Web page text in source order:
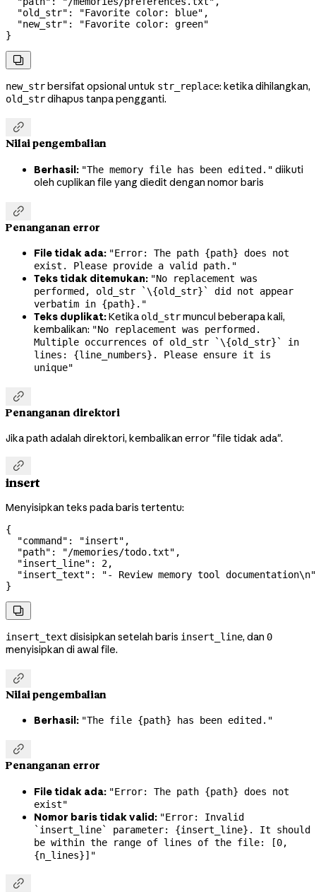
  "old_str"
: "Favorite color: blue" ,
  "new_str"
:
"Favorite color: green"
}

new_strbersifat opsional untuk str_replace: ketika dihilangkan,
old_strdihapus tanpa pengganti.

Nilai pengembalian
Berhasil: "The memory file has been edited." diikuti
oleh cuplikan file yang diedit dengan nomor baris

Penanganan error
File tidak ada: "Error: The path {path} does not
exist. Please provide a valid path."
Teks tidak ditemukan: "No replacement was
performed, old_str `\{old_str}` did not appear
verbatim in {path}."
Teks duplikat:Ketika old_strmuncul beberapa kali,
kembalikan: "No replacement was performed.
Multiple occurrences of old_str `\{old_str}` in
lines: {line_numbers}. Please ensure it is
unique"

Penanganan direktori
Jika path adalah direktori, kembalikan error "file tidak ada".

insert
Menyisipkan teks pada baris tertentu:
{
  "command"
: "insert" ,
  "path"
: "/memories/todo.txt" ,
  "insert_line"
: 2,
  "insert_text"
: "- Review memory tool documentation\n"
}

insert_text disisipkan setelah baris insert_line, dan 0
menyisipkan di awal file.

Nilai pengembalian
Berhasil: "The file {path} has been edited."

Penanganan error
File tidak ada: "Error: The path {path} does not
exist"
Nomor baris tidak valid: "Error: Invalid
`insert_line` parameter: {insert_line}. It should
be within the range of lines of the file: [0,
{n_lines}]"
